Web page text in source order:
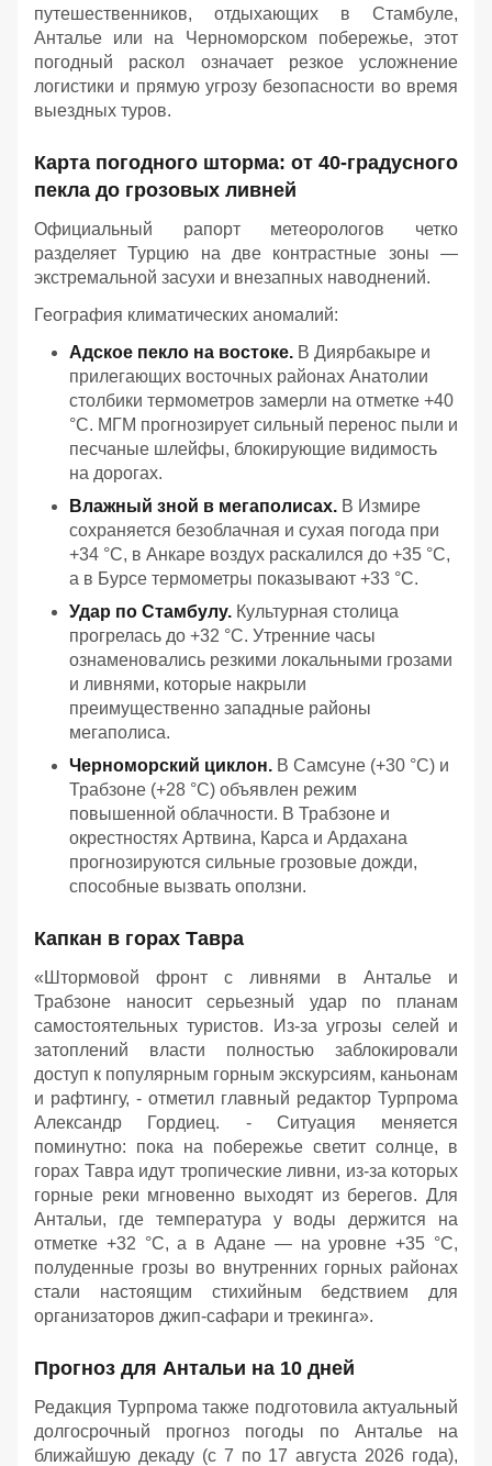
путешественников, отдыхающих в Стамбуле,
Анталье или на Черноморском побережье, этот
погодный раскол означает резкое усложнение
логистики и прямую угрозу безопасности во время
выездных туров.
Карта погодного шторма: от 40-градусного
пекла до грозовых ливней
Официальный рапорт метеорологов четко
разделяет Турцию на две контрастные зоны —
экстремальной засухи и внезапных наводнений.
География климатических аномалий:
Адское пекло на востоке. В Диярбакыре и
прилегающих восточных районах Анатолии
столбики термометров замерли на отметке +40
°C. МГМ прогнозирует сильный перенос пыли и
песчаные шлейфы, блокирующие видимость
на дорогах.
Влажный зной в мегаполисах. В Измире
сохраняется безоблачная и сухая погода при
+34 °C, в Анкаре воздух раскалился до +35 °C,
а в Бурсе термометры показывают +33 °C.
Удар по Стамбулу. Культурная столица
прогрелась до +32 °C. Утренние часы
ознаменовались резкими локальными грозами
и ливнями, которые накрыли
преимущественно западные районы
мегаполиса.
Черноморский циклон. В Самсуне (+30 °C) и
Трабзоне (+28 °C) объявлен режим
повышенной облачности. В Трабзоне и
окрестностях Артвина, Карса и Ардахана
прогнозируются сильные грозовые дожди,
способные вызвать оползни.
Капкан в горах Тавра
«Штормовой фронт с ливнями в Анталье и
Трабзоне наносит серьезный удар по планам
самостоятельных туристов. Из-за угрозы селей и
затоплений власти полностью заблокировали
доступ к популярным горным экскурсиям, каньонам
и рафтингу, - отметил главный редактор Турпрома
Александр Гордиец. - Ситуация меняется
поминутно: пока на побережье светит солнце, в
горах Тавра идут тропические ливни, из-за которых
горные реки мгновенно выходят из берегов. Для
Антальи, где температура у воды держится на
отметке +32 °C, а в Адане — на уровне +35 °C,
полуденные грозы во внутренних горных районах
стали настоящим стихийным бедствием для
организаторов джип-сафари и трекинга».
Прогноз для Антальи на 10 дней
Редакция Турпрома также подготовила актуальный
долгосрочный прогноз погоды по Анталье на
ближайшую декаду (с 7 по 17 августа 2026 года),